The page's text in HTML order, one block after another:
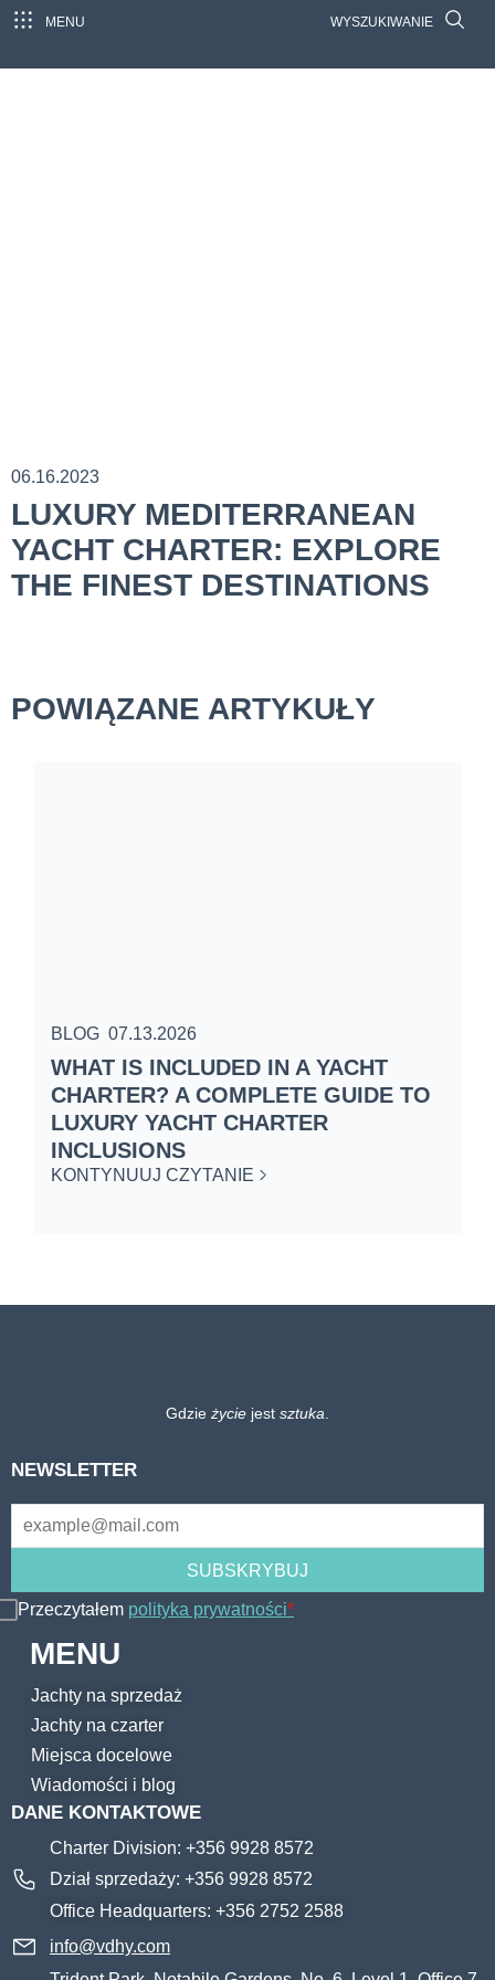
MENU WYSZUKIWANIE
06.16.2023
LUXURY MEDITERRANEAN
YACHT CHARTER: EXPLORE
THE FINEST DESTINATIONS
POWIĄZANE ARTYKUŁY
BLOG 07.13.2026
WHAT IS INCLUDED IN A YACHT
CHARTER? A COMPLETE GUIDE TO
LUXURY YACHT CHARTER
INCLUSIONS
KONTYNUUJ CZYTANIE
Gdzie życie jest sztuka.
NEWSLETTER
Przeczytałem polityka prywatności*
MENU
Jachty na sprzedaż
Jachty na czarter
Miejsca docelowe
Wiadomości i blog
DANE KONTAKTOWE
Charter Division: +356 9928 8572
Dział sprzedaży: +356 9928 8572
Office Headquarters: +356 2752 2588
info@vdhy.com